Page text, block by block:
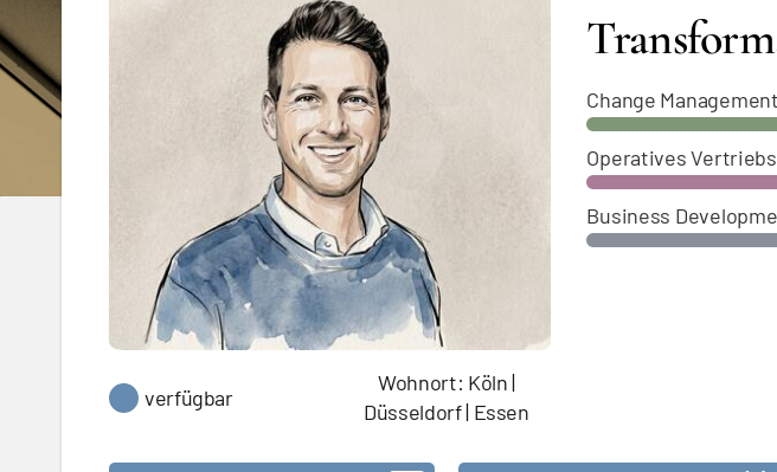
verfügbar
Wohnort: Köln |
Düsseldorf | Essen
Change Management
Operatives
Business